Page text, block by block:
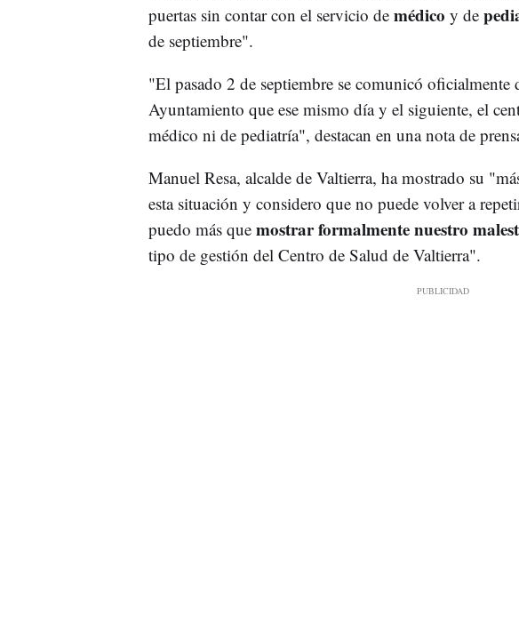
puertas sin contar con el servicio de médico y de
de septiembre".
"El pasado 2 de septiembre se comunicó oficialmente
Ayuntamiento que ese mismo día y el siguiente, el
médico ni de pediatría", destacan en una nota de
Manuel Resa, alcalde de Valtierra, ha mostrado su
esta situación y considero que no puede volver a
puedo más que mostrar formalmente nuestro
tipo de gestión del Centro de Salud de Valtierra".